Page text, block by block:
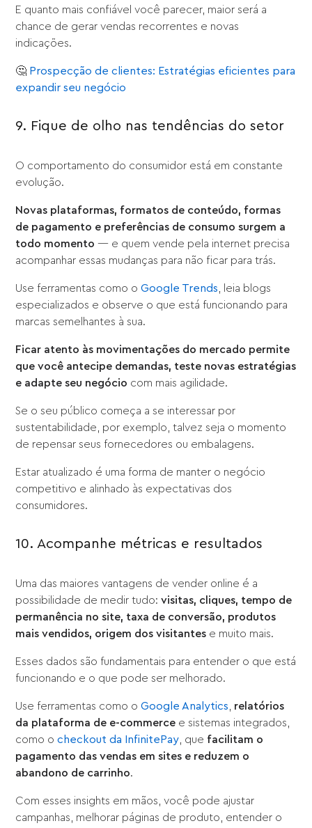
E quanto mais confiável você parecer, maior será a
chance de gerar vendas recorrentes e novas
indicações.
🤔 Prospecção de clientes: Estratégias eficientes para
expandir seu negócio
9. Fique de olho nas tendências do setor
O comportamento do consumidor está em constante
evolução.
Novas plataformas, formatos de conteúdo, formas
de pagamento e preferências de consumo surgem a
todo momento — e quem vende pela internet precisa
acompanhar essas mudanças para não ficar para trás.
Use ferramentas como oGoogle Trends, leia blogs
especializados e observe o que está funcionando para
marcas semelhantes à sua.
Ficar atento às movimentações do mercado permite
que você antecipe demandas, teste novas estratégias
e adapte seu negócio com mais agilidade.
Se o seu público começa a se interessar por
sustentabilidade, por exemplo, talvez seja o momento
de repensar seus fornecedores ou embalagens.
Estar atualizado é uma forma de manter o negócio
competitivo e alinhado às expectativas dos
consumidores.
10. Acompanhe métricas e resultados
Uma das maiores vantagens de vender online é a
possibilidade de medir tudo:visitas, cliques, tempo de
permanência no site, taxa de conversão, produtos
mais vendidos, origem dos visitantes e muito mais.
Esses dados são fundamentais para entender o que está
funcionando e o que pode ser melhorado.
Use ferramentas como oGoogle Analytics, relatórios
da plataforma de e-commerce e sistemas integrados,
como ocheckout da InfinitePay, que facilitam o
pagamento das vendas em sites e reduzem o
abandono de carrinho.
Com esses insights em mãos, você pode ajustar
campanhas, melhorar páginas de produto, entender o